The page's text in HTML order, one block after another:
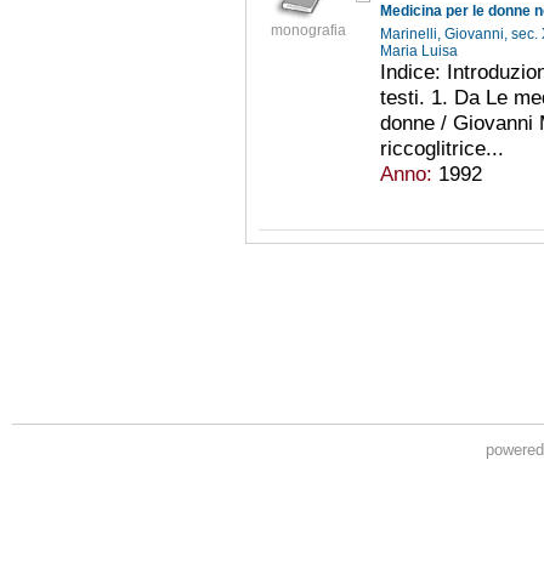
monografia
Medicina per le donne
Marinelli, Giovanni, sec.
Maria Luisa
Indice:
testi. 1. Da Le
donne / Giovanni
riccoglitrice...
Anno: 1992